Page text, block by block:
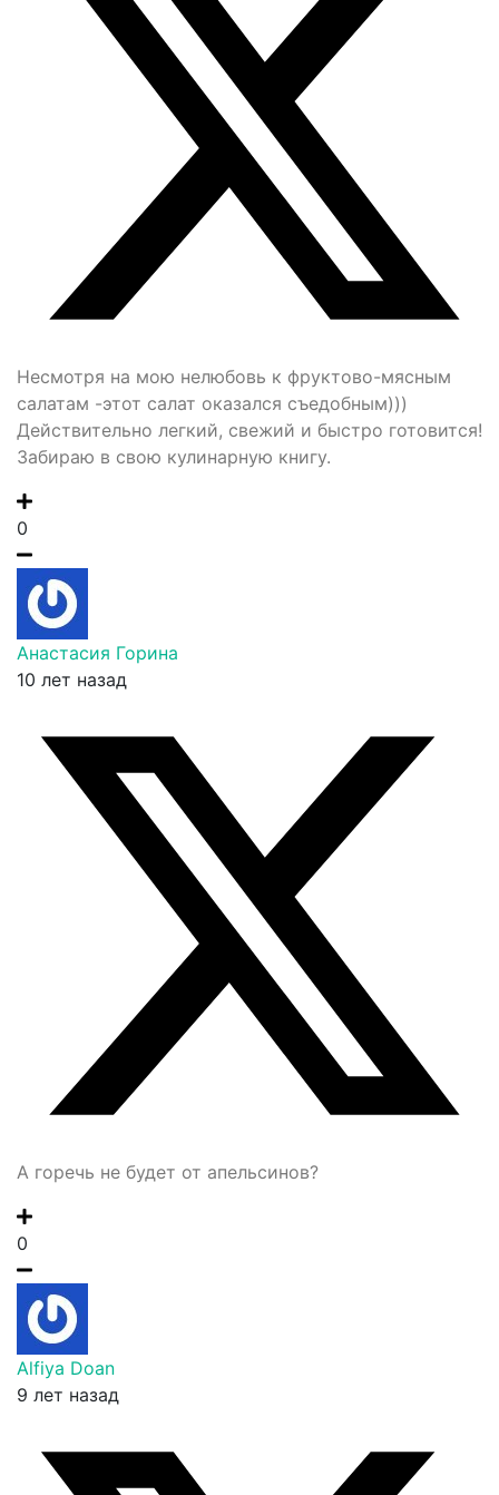
Несмотря на мою нелюбовь к фруктово-мясным
салатам -этот салат оказался съедобным)))
Действительно легкий, свежий и быстро готовится!
Забираю в свою кулинарную книгу.
0
Анастасия Горина
10 лет назад
А горечь не будет от апельсинов?
0
Alfiya Doan
9 лет назад